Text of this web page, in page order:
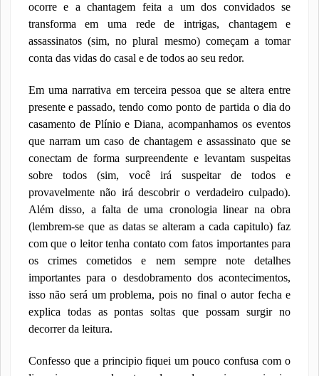
ocorre e a chantagem feita a um dos convidados se
transforma em uma rede de intrigas, chantagem e
assassinatos (sim, no plural mesmo) começam a tomar
conta das vidas do casal e de todos ao seu redor.
Em uma narrativa em terceira pessoa que se altera entre
presente e passado, tendo como ponto de partida o dia do
casamento de Plínio e Diana, acompanhamos os eventos
que narram um caso de chantagem e assassinato que se
conectam de forma surpreendente e levantam suspeitas
sobre todos (sim, você irá suspeitar de todos e
provavelmente não irá descobrir o verdadeiro culpado).
Além disso, a falta de uma cronologia linear na obra
(lembrem-se que as datas se alteram a cada capitulo) faz
com que o leitor tenha contato com fatos importantes para
os crimes cometidos e nem sempre note detalhes
importantes para o desdobramento dos acontecimentos,
isso não será um problema, pois no final o autor fecha e
explica todas as pontas soltas que possam surgir no
decorrer da leitura.
Confesso que a principio fiquei um pouco confusa com o